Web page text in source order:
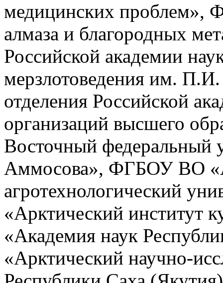
медицинских проблем»,
алмаза и благородных
Российской академии
мерзлотоведения им.
отделения Российской
организаций высшего
Восточный федеральный
Аммосова», ФГБОУ ВО
агротехнологический
«Арктический институт
«Академия наук
«Арктический научно-